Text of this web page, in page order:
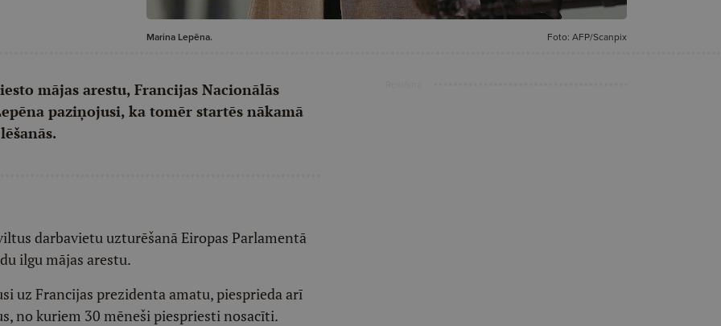
Marina Lepēna.
Foto: AFP/Scanpix
mājas arestu, Francijas Nacionālās
paziņojusi, ka tomēr startēs nākamā
darbavietu uzturēšanā Eiropas Parlamentā
ilgu mājas arestu.
uz Francijas prezidenta amatu, piesprieda arī
no kuriem 30 mēneši piespriesti nosacīti.